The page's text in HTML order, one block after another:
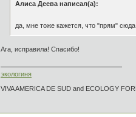
Алиса Деева написал(а):
да, мне тоже кажется, что "прям" сюда
Ага, исправила! Спасибо!
экологиня
VIVA AMERICA DE SUD and ECOLOGY